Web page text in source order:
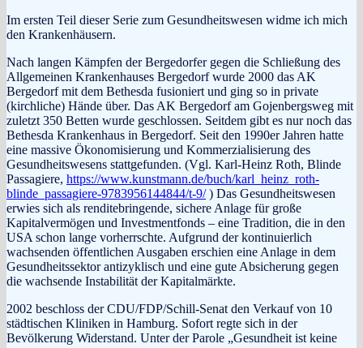
Im ersten Teil dieser Serie zum Gesundheitswesen widme ich mich
den Krankenhäusern.
Nach langen Kämpfen der Bergedorfer gegen die Schließung des
Allgemeinen Krankenhauses Bergedorf wurde 2000 das AK
Bergedorf mit dem Bethesda fusioniert und ging so in private
(kirchliche) Hände über. Das AK Bergedorf am Gojenbergsweg mit
zuletzt 350 Betten wurde geschlossen. Seitdem gibt es nur noch das
Bethesda Krankenhaus in Bergedorf. Seit den 1990er Jahren hatte
eine massive Ökonomisierung und Kommerzialisierung des
Gesundheitswesens stattgefunden. (Vgl. Karl-Heinz Roth, Blinde
Passagiere, https://www.kunstmann.de/buch/karl_heinz_roth-
blinde_passagiere-9783956144844/t-9/) Das Gesundheitswesen
erwies sich als renditebringende, sichere Anlage für große
Kapitalvermögen und Investmentfonds – eine Tradition, die in den
USA schon lange vorherrschte. Aufgrund der kontinuierlich
wachsenden öffentlichen Ausgaben erschien eine Anlage in dem
Gesundheitssektor antizyklisch und eine gute Absicherung gegen
die wachsende Instabilität der Kapitalmärkte.
2002 beschloss der CDU/FDP/Schill-Senat den Verkauf von 10
städtischen Kliniken in Hamburg. Sofort regte sich in der
Bevölkerung Widerstand. Unter der Parole „Gesundheit ist keine